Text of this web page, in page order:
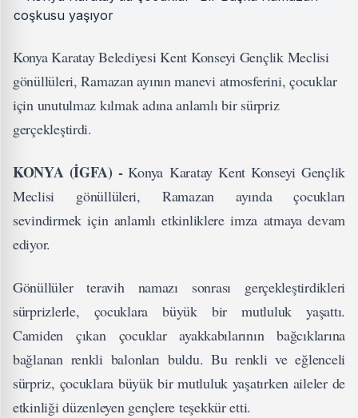
Konya Karatay Belediyesi Kent Konseyi Gençlik Meclisi
gönüllüleri, Ramazan ayının manevi atmosferini, çocuklar
için unutulmaz kılmak adına anlamlı bir sürpriz
gerçekleştirdi.
KONYA (İGFA) -Konya Karatay Kent Konseyi Gençlik
Meclisi gönüllüleri, Ramazan ayında çocukları
sevindirmek için anlamlı etkinliklere imza atmaya devam
ediyor.
Gönüllüler teravih namazı sonrası gerçekleştirdikleri
sürprizlerle, çocuklara büyük bir mutluluk yaşattı.
Camiden çıkan çocuklar ayakkabılarının bağcıklarına
bağlanan renkli balonları buldu. Bu renkli ve eğlenceli
sürpriz, çocuklara büyük bir mutluluk yaşatırken aileler de
etkinliği düzenleyen gençlere teşekkür etti.